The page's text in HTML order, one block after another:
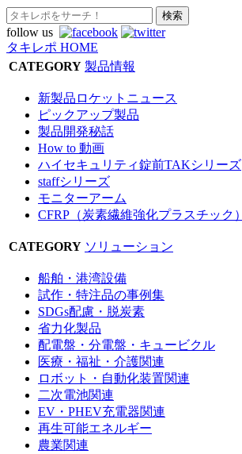
follow us
タキレポ HOME
CATEGORY 製品情報
新製品ロケットニュース
ピックアップ製品
製品開発秘話
How to 動画
ハイセキュリティ錠前TAKシリーズ
staffシリーズ
モニターアーム
CFRP（炭素繊維強化プラスチック）
CATEGORY ソリューション
船舶・港湾設備
試作・特注品の事例集
SDGs配慮・脱炭素
省力化製品
配電盤・分電盤・キュービクル
医療・福祉・介護関連
ロボット・自動化装置関連
二次電池関連
EV・PHEV充電器関連
再生可能エネルギー
農業関連